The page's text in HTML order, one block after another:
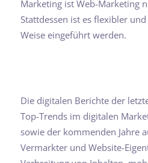
Marketing ist Web-Marketing
Stattdessen ist es flexibler
Weise eingeführt werden.
Die digitalen Berichte der
Top-Trends im digitalen
sowie der kommenden Jahre
Vermarkter und Website-